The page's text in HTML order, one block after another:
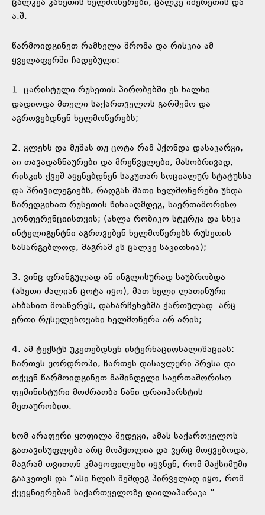
ა.შ.
წარმოიდგინეთ რამხელა შრომა და რისკია ამ
ყველაფერში ჩადებული:
1. ცარისტული რუსეთის პირობებში ეს ხალხი
დადიოდა მთელი საქართველოს გარშემო და
აგროვებდნენ ხელმოწერებს;
2. გლეხს და მუშას თუ ცოტა რამ ჰქონდა დასაკარგი,
აი თავადაზნაურები და მრეწველები, მასობრივად,
რისკის ქვეშ აყენებდნენ საკუთარ სოციალურ სტატუსსა
და პრივილეგიებს, რადგან მათი ხელმოწერები უნდა
წარედგინათ რუსეთის წინააღმდეგ, საერთაშორისო
კონფერენციისთვის; (ახლა რობიკო სტურუა და სხვა
ინტელიგენტნი აგროვებენ ხელმოწერებს რუსეთის
სასარგებლოდ, მაგრამ ეს ცალკე საკითხია);
3. ვინც ფრანგულად ან ინგლისურად საუბრობდა
(ასეთი ძალიან ცოტა იყო), მათ ხელი ლათინური
ანბანით მოაწერეს, დანარჩენებმა ქართულად. არც
ერთი რუსულენოვანი ხელმოწერა არ არის;
4. ამ ტექსტს უკეთებდნენ ინტერნაციონალიზაციას:
ჩართეს უორდროპი, ჩართეს დასავლური პრესა და
თქვენ წარმოიდგინეთ მაშინდელი საერთაშორისო
ფემინისტური მოძრაობა ნანი დრაიჰარსტის
მეთაურობით.
ხომ არაფერი ყოფილა შედეგი, ამას საქართველოს
გათავისუფლება არც მოჰყოლია და ვერც მოყვებოდა,
მაგრამ თვითონ კმაყოფილები იყვნენ, რომ მაქსიმუმი
გააკეთეს და “ასი წლის შემდეგ პირველად იყო, რომ
ქვეყნიერებამ საქართველოზე დაილაპარაკა.”